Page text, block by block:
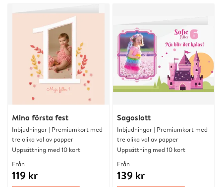
Mina första fest
Inbjudningar | Premiumkort med
tre olika val av papper
Uppsättning med 10 kort
Från
119 kr
Sagoslott
Inbjudningar | Premiumkort med
tre olika val av papper
Uppsättning med 10 kort
Från
139 kr